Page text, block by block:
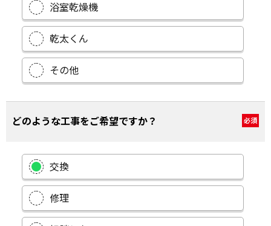
浴室乾燥機
乾太くん
その他
どのような工事をご希望ですか？ 必須
交換
修理